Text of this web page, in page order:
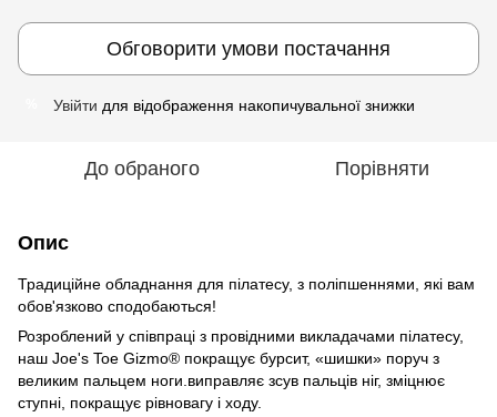
Обговорити умови постачання
Увійти для відображення накопичувальної знижки
До обраного Порівняти
Опис
Традиційне обладнання для пілатесу, з поліпшеннями, які вам
обов'язково сподобаються!
Розроблений у співпраці з провідними викладачами пілатесу,
наш Joe's Toe Gizmo® покращує бурсит, «шишки» поруч з
великим пальцем ноги.виправляє зсув пальців ніг, зміцнює
ступні, покращує рівновагу і ходу.